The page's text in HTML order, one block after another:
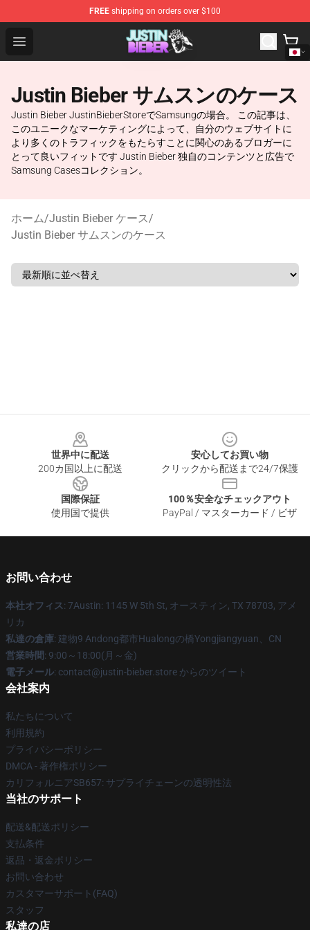
FREE shipping on orders over $100
Open menu
Justin Bieber Store - Official Justin Bieber Merchandise
Justin Bieber サムスンのケース
Justin Bieber JustinBieberStoreでSamsungの場合。 この記事は、
このユニークなマーケティングによって、自分のウェブサイトに
より多くのトラフィックをもたらすことに関心のあるブロガーに
とって良いフィットです Justin Bieber 独自のコンテンツと広告で
Samsung Casesコレクション。
ホーム/Justin Bieber ケース/
Justin Bieber サムスンのケース
世界中に配送
200カ国以上に配送
安心してお買い物
クリックから配送まで24/7保護
国際保証
使用国で提供
100％安全なチェックアウト
PayPal / マスターカード / ビザ
お問い合わせ
本社オフィス: 7Austin: 1145 W 5th St, オースティン, TX 78703, アメ
リカ
私達の倉庫: 建物9 Andong都市Hualongの橋Yongjiangyuan、CN
営業時間: 9:00～18:00(月～金)
電子メール: contact@justin-bieber.store からのツイート
会社案内
私たちについて
利用規約
プライバシーポリシー
DMCA - 著作権ポリシー
カリフォルニアSB657: サプライチェーンの透明性法
当社のサポート
配送&配送ポリシー
支払条件
返品・返金ポリシー
お問い合わせ
カスタマーサポート(FAQ)
スタッフ
私達の店